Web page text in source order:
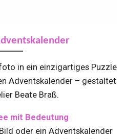
in ein einzigartiges Puzzle
Adventskalender – gestaltet
Beate Braß.
mit Bedeutung
oder ein Adventskalender